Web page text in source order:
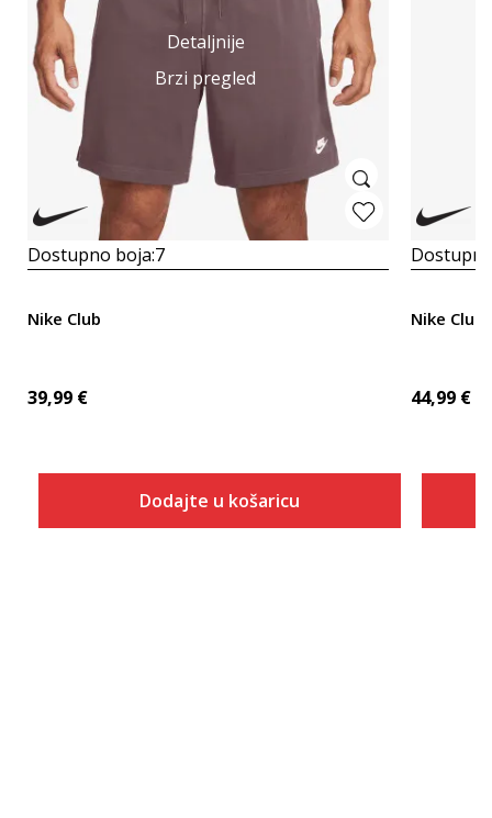
Detaljnije
Brzi pregled
Dostupno boja:7
Nike Club
39,99 €
Dodajte u košaricu
Nike Club
44,99 €